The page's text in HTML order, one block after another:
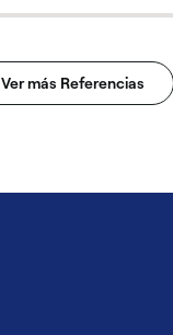
Ver más Referencias